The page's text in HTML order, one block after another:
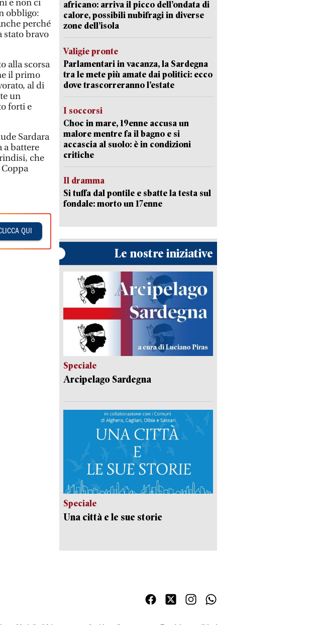
e non ci
obbligo:
perché
stato bravo
alla scorsa
il primo
al di
un
forti e
Sardara
a battere
che
QUI
africano: arriva il picco dell’ondata di
calore, possibili nubifragi in diverse
zone dell’isola
Valigie pronte
Parlamentari in vacanza, la Sardegna
tra le mete più amate dai politici: ecco
dove trascorreranno l’estate
I soccorsi
Choc in mare, 19enne accusa un
malore mentre fa il bagno e si
accascia al suolo: è in condizioni
critiche
Il dramma
Si tuffa dal pontile e sbatte la testa sul
fondale: morto un 17enne
Le nostre iniziative
Speciale
Arcipelago Sardegna
Speciale
Una città e le sue storie